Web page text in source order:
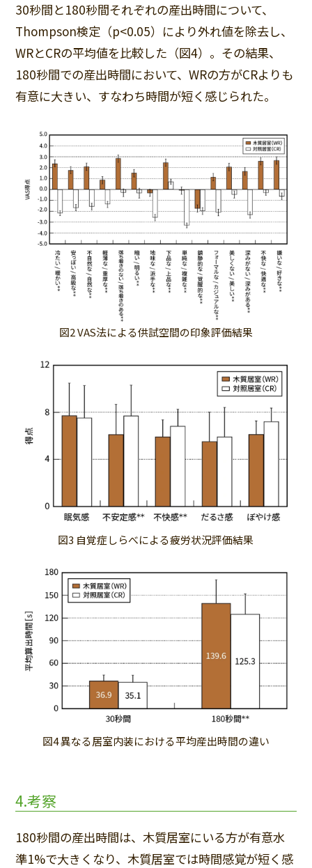
30秒間と180秒間それぞれの産出時間について、
Thompson検定（p<0.05）により外れ値を除去し、
WRとCRの平均値を比較した（図4）。その結果、
180秒間での産出時間において、WRの方がCRよりも
有意に大きい、すなわち時間が短く感じられた。
図2 VAS法による供試空間の印象評価結果
図3 自覚症しらべによる疲労状況評価結果
図4 異なる居室内装における平均産出時間の違い
4.考察
180秒間の産出時間は、木質居室にいる方が有意水
準1%で大きくなり、木質居室では時間感覚が短く感